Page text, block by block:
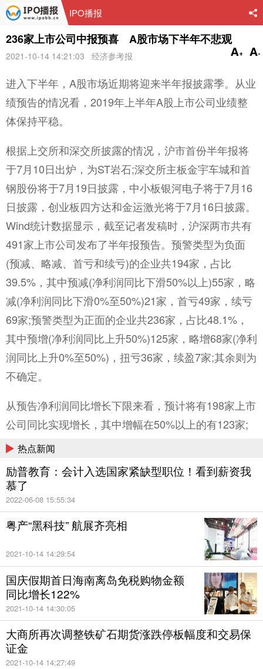
IPO播报
236家上市公司中报预喜 A股市场下半年不悲观
2021-10-14 14:21:03 经济参考报
进入下半年，A股市场近期将迎来半年报披露季。从业
绩预告的情况看，2019年上半年A股上市公司业绩整
体保持平稳。
根据上交所和深交所披露的情况，沪市首份半年报将
于7月10日出炉，为ST岩石;深交所主板金宇车城和首
钢股份将于7月19日披露，中小板银河电子将于7月16
日披露，创业板四方达和金运激光将于7月16日披露。
Wind统计数据显示，截至记者发稿时，沪深两市共有
491家上市公司发布了半年报预告。预警类型为负面
(预减、略减、首亏和续亏)的企业共194家，占比
39.5%，其中预减(净利润同比下滑50%以上)55家，略
减(净利润同比下滑0%至50%)21家，首亏49家，续亏
69家;预警类型为正面的企业共236家，占比48.1%，
其中预增(净利润同比上升50%)125家，略增68家(净利
润同比上升0%至50%)，扭亏36家，续盈7家;其余则为
不确定。
从预告净利润同比增长下限来看，预计将有198家上市
公司同比实现增长，其中增幅在50%以上的有123家;
从预告净利润同比增长上限来看，则预计将有220家上
有154家。从业绩预计增速较高的企业行业分布来看，
则主要集中在化学原料及化学制品、计算机通信、医
药制造和电气机械及器材制造业。
从个股来看，预告业绩增幅最大的为开尔新材，该公
司预计上半年盈利6000万元至6500万元，同比增长
8559.26%至9280.86%。公司业绩变动的主要原因则
是2018年下半年以来，受益于主营业务(地铁、隧道
类)市场空间加速释放，节能环保类业务电厂脱硫脱硝
改造市场回暖，非电行业超低排放改造拓展顺利等契
机，公司订单量持续上升，产品产销量增加，主营业
热点新闻
励普教育：会计入选国家紧缺型职位！看到薪资我
慕了
2022-06-08 15:55:34
粤产“黑科技” 航展齐亮相
2021-10-14 14:29:54
国庆假期首日海南离岛免税购物金额
同比增长122%
2021-10-14 14:30:05
大商所再次调整铁矿石期货涨跌停板幅度和交易保
证金
2021-10-14 14:27:49